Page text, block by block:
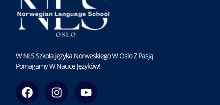
W NLS Szkoła Języka Norweskiego W Oslo Z Pasją
Pomagamy W Nauce Języków!
F
a
I
n
Y
o